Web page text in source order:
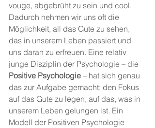
vouge, abgebrüht zu sein und cool.
Dadurch nehmen wir uns oft die
Möglichkeit, all das Gute zu sehen,
das in unserem Leben passiert und
uns daran zu erfreuen. Eine relativ
junge Disziplin der Psychologie – die
Positive Psychologie – hat sich genau
das zur Aufgabe gemacht: den Fokus
auf das Gute zu legen, auf das, was in
unserem Leben gelungen ist. Ein
Modell der Positiven Psychologie